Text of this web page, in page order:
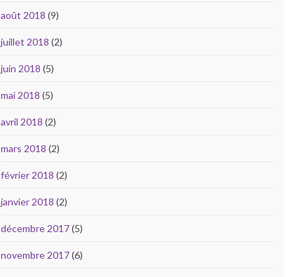
août 2018 (9)
juillet 2018 (2)
juin 2018 (5)
mai 2018 (5)
avril 2018 (2)
mars 2018 (2)
février 2018 (2)
janvier 2018 (2)
décembre 2017(5)
novembre 2017(6)